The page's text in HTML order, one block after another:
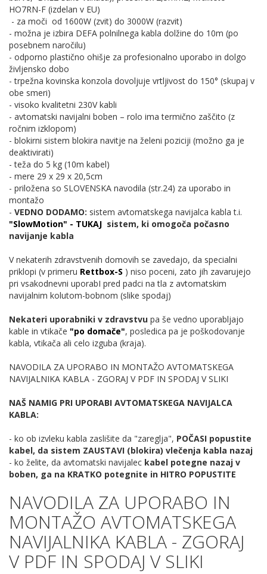
HO7RN-F (izdelan v EU)
- za moči od 1600W (zvit) do 3000W (razvit)
- možna je izbira DEFA polnilnega kabla dolžine do 10m (po
posebnem naročilu)
- odporno plastično ohišje za profesionalno uporabo in dolgo
življensko dobo
- trpežna kovinska konzola dovoljuje vrtljivost do 150° (skupaj v
obe smeri)
- visoko kvalitetni 230V kabli
- avtomatski navijalni boben – rolo ima termično zaščito (z
ročnim izklopom)
- blokirni sistem blokira navitje na želeni poziciji (možno ga je
deaktivirati)
- teža do 5 kg (10m kabel)
- mere 29 x 29 x 20,5cm
- priložena so SLOVENSKA navodila (str.24) za uporabo in
montažo
- VEDNO DODAMO: sistem avtomatskega navijalca kabla t.i.
"SlowMotion" - TUKAJ sistem, ki omogoča počasno
navijanje kabla
V nekaterih zdravstvenih domovih se zavedajo, da specialni
priklopi (v primeru Rettbox-S ) niso poceni, zato jih zavarujejo
pri vsakodnevni uporabI pred padci na tla z avtomatskim
navijalnim kolutom-bobnom (slike spodaj)
Nekateri uporabniki v zdravstvu pa še vedno uporabljajo
kable in vtikače "po domače", posledica pa je poškodovanje
kabla, vtikača ali celo izguba (kraja).
NAVODILA ZA UPORABO IN MONTAŽO AVTOMATSKEGA
NAVIJALNIKA KABLA - ZGORAJ V PDF IN SPODAJ V SLIKI
NAŠ NAMIG PRI UPORABI AVTOMATSKEGA NAVIJALCA
KABLA:
- ko ob izvleku kabla zaslišite da "zareglja", POČASI popustite
kabel, da sistem ZAUSTAVI (blokira) vlečenja kabla nazaj
- ko želite, da avtomatski navijalec kabel potegne nazaj v
boben, ga na KRATKO potegnite in HITRO POPUSTITE
NAVODILA ZA UPORABO IN
MONTAŽO AVTOMATSKEGA
NAVIJALNIKA KABLA - ZGORAJ
V PDF IN SPODAJ V SLIKI